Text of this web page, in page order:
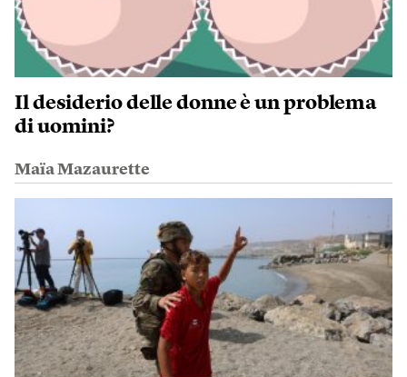
Il desiderio delle donne è un problema
di uomini?
Maïa Mazaurette